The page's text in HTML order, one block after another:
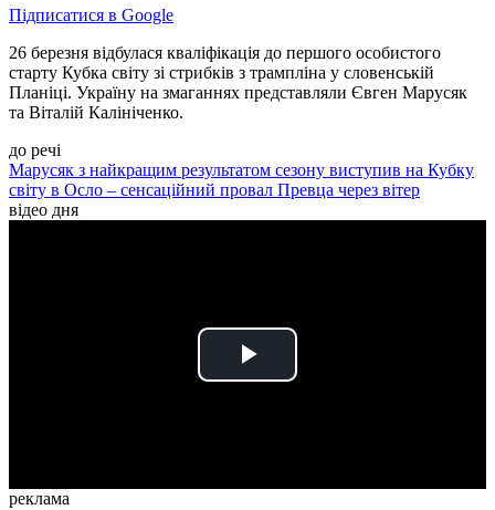
Підписатися в Google
26 березня відбулася кваліфікація до першого особистого
старту Кубка світу зі стрибків з трампліна у словенській
Планіці. Україну на змаганнях представляли Євген Марусяк
та Віталій Калініченко.
до речі
Марусяк з найкращим результатом сезону виступив на Кубку
світу в Осло – сенсаційний провал Превца через вітер
відео дня
Play
реклама